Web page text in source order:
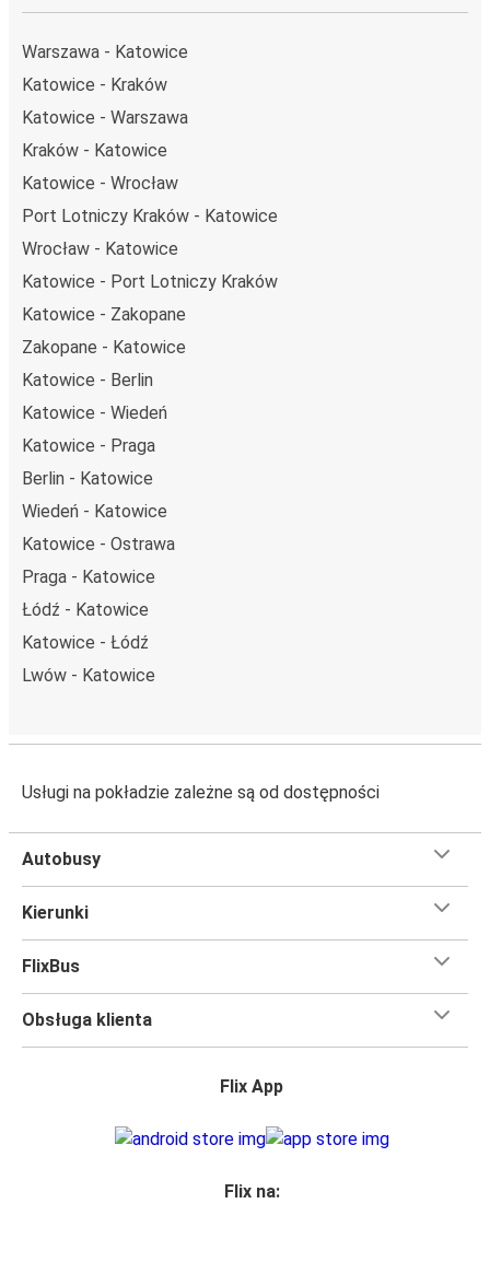
Warszawa - Katowice
Katowice - Kraków
Katowice - Warszawa
Kraków - Katowice
Katowice - Wrocław
Port Lotniczy Kraków - Katowice
Wrocław - Katowice
Katowice - Port Lotniczy Kraków
Katowice - Zakopane
Zakopane - Katowice
Katowice - Berlin
Katowice - Wiedeń
Katowice - Praga
Berlin - Katowice
Wiedeń - Katowice
Katowice - Ostrawa
Praga - Katowice
Łódź - Katowice
Katowice - Łódź
Lwów - Katowice
Usługi na pokładzie zależne są od dostępności
Autobusy
Kierunki
FlixBus
Obsługa klienta
Flix App
Flix na: